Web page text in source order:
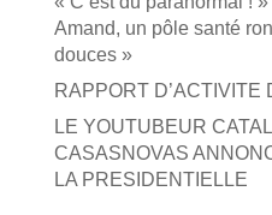
Amand, un pôle santé
douces »
RAPPORT D’ACTIVITE
LE YOUTUBEUR
CASASNOVAS
LA PRESIDENTIELLE